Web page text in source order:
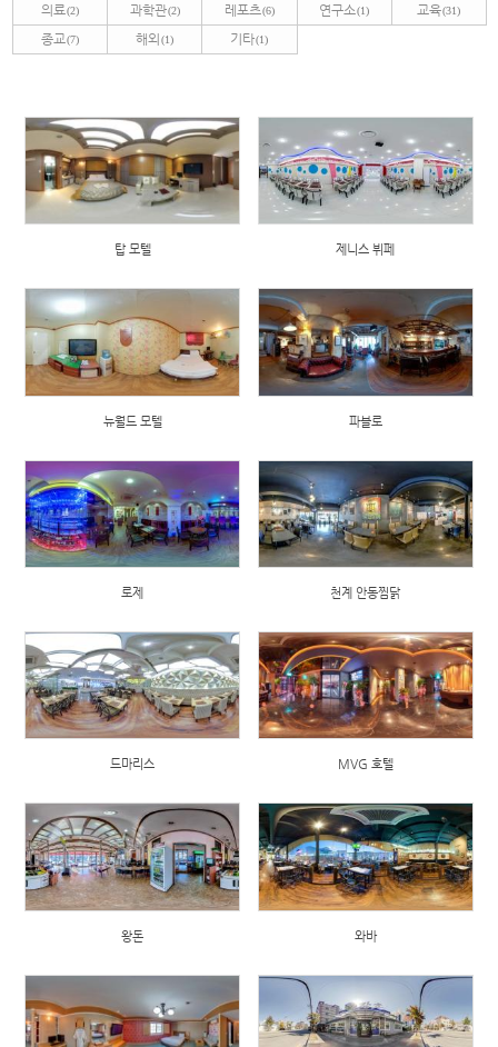
의료(2) 과학관(2) 레포츠(6) 연구소(1) 교육(31)
종교(7) 해외 (1) 기타(1)
탑 모텔 제니스 뷔페
뉴월드 모텔 파블로
로제 천계 안동찜닭
드마리스 MVG 호텔
왕돈 와바